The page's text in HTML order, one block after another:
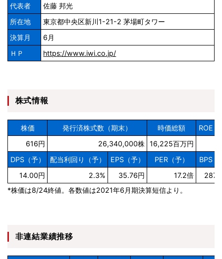
代表者
佐藤 邦光
所在地
東京都中央区新川1-21-2 茅場町タワー
決算月
6月
ＨＰ
https://www.iwi.co.jp/
株式情報
株価 発行済株式数（期末） 時価総額
ROE（
616円
26,340,000株 16,225百万円
DPS（予）
配当利回り（予） EPS（予） PER（予）
BPS（
14.00円
2.3% 35.76円 17.2倍
*株価は8/24終値。各数値は2021年6月期決算短信より。
非連結業績推移